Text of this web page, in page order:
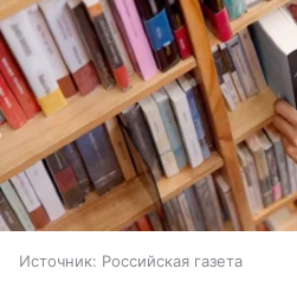
Источник: Российская газета